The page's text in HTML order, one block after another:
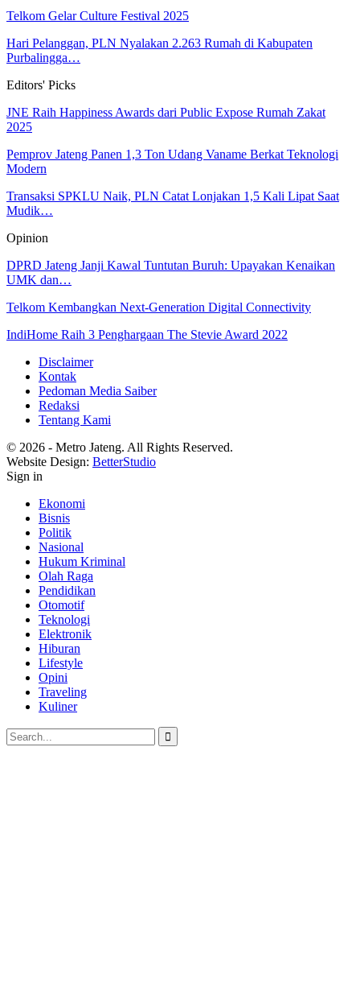
Telkom Gelar Culture Festival 2025
Hari Pelanggan, PLN Nyalakan 2.263 Rumah di Kabupaten
Purbalingga…
Editors' Picks
JNE Raih Happiness Awards dari Public Expose Rumah Zakat
2025
Pemprov Jateng Panen 1,3 Ton Udang Vaname Berkat Teknologi
Modern
Transaksi SPKLU Naik, PLN Catat Lonjakan 1,5 Kali Lipat Saat
Mudik…
Opinion
DPRD Jateng Janji Kawal Tuntutan Buruh: Upayakan Kenaikan
UMK dan…
Telkom Kembangkan Next-Generation Digital Connectivity
IndiHome Raih 3 Penghargaan The Stevie Award 2022
Disclaimer
Kontak
Pedoman Media Saiber
Redaksi
Tentang Kami
© 2026 - Metro Jateng. All Rights Reserved.
Website Design: BetterStudio
Sign in
Ekonomi
Bisnis
Politik
Nasional
Hukum Kriminal
Olah Raga
Pendidikan
Otomotif
Teknologi
Elektronik
Hiburan
Lifestyle
Opini
Traveling
Kuliner